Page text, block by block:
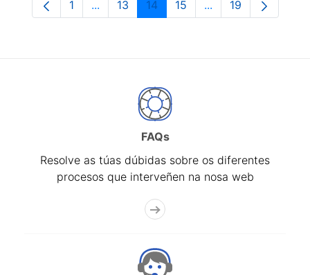
Páxina
1 ...Páxinas intermedias Use pestaña para
Páxina
13 Páxina
14 Páxina
15 ...PáxinasPáxina
19
FAQs
Resolve as túas dúbidas sobre os diferentes
procesos que interveñen na nosa web